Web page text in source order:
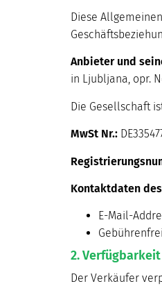
Diese
Anbieter und
in Ljubljana, opr.
Die Gesellschaft
MwSt Nr.:
Kontaktdaten
E-Mail-
2.
Der Verkäufer